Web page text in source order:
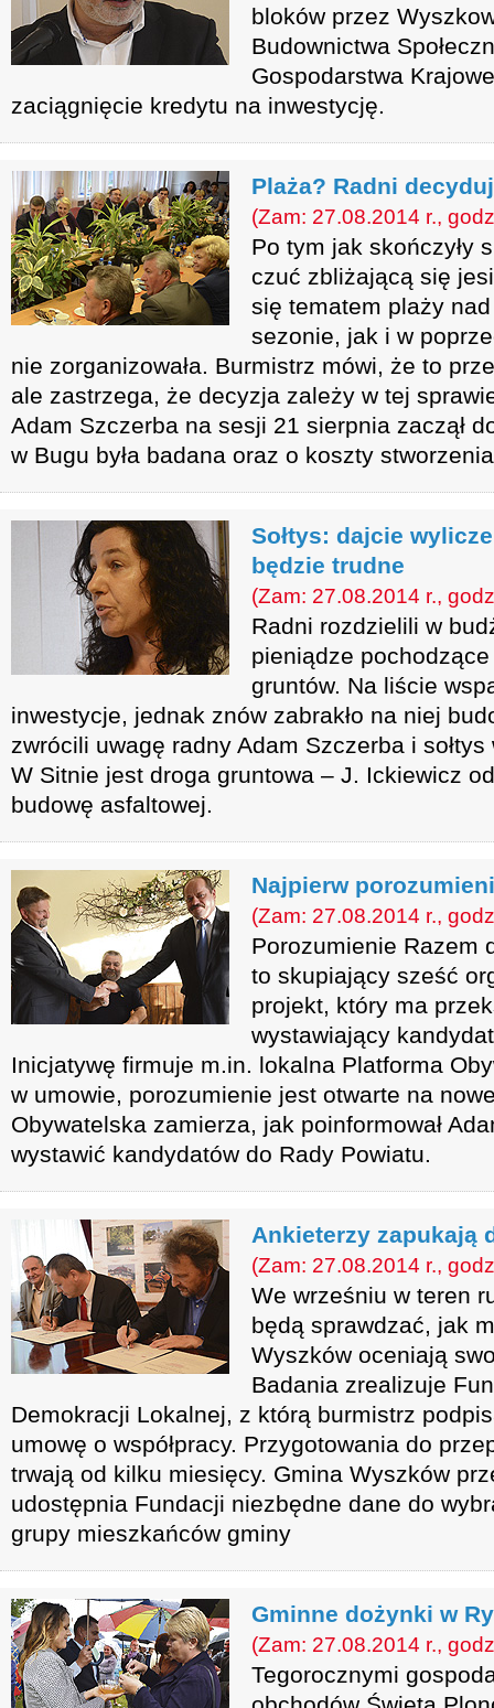
bloków przez
Budownictwa
Gospodarstwa
zaciągnięcie kredytu na inwestycję.
Plaża? Radni
(Zam: 27.08.2014 r.,
Po tym jak skończyły
czuć zbliżającą się
się tematem plaży
sezonie, jak i w
nie zorganizowała. Burmistrz mówi, że to
ale zastrzega, że decyzja zależy w tej
Adam Szczerba na sesji 21 sierpnia zaczął
w Bugu była badana oraz o koszty
Sołtys: dajcie
będzie trudne
(Zam: 27.08.2014 r.,
Radni rozdzielili w
pieniądze
gruntów. Na liście
inwestycje, jednak znów zabrakło na niej
zwrócili uwagę radny Adam Szczerba i
W Sitnie jest droga gruntowa – J. Ickiewicz
budowę asfaltowej.
Najpierw
(Zam: 27.08.2014 r.,
Porozumienie Razem
to skupiający sześć
projekt, który ma
wystawiający
Inicjatywę firmuje m.in. lokalna Platforma
w umowie, porozumienie jest otwarte na
Obywatelska zamierza, jak poinformował
wystawić kandydatów do Rady Powiatu.
Ankieterzy zapukają
(Zam: 27.08.2014 r.,
We wrześniu w teren
będą sprawdzać, jak
Wyszków oceniają
Badania zrealizuje
Demokracji Lokalnej, z którą burmistrz
umowę o współpracy. Przygotowania do
trwają od kilku miesięcy. Gmina Wyszków
udostępnia Fundacji niezbędne dane do
grupy mieszkańców gminy
Gminne dożynki w
(Zam: 27.08.2014 r.,
Tegorocznymi